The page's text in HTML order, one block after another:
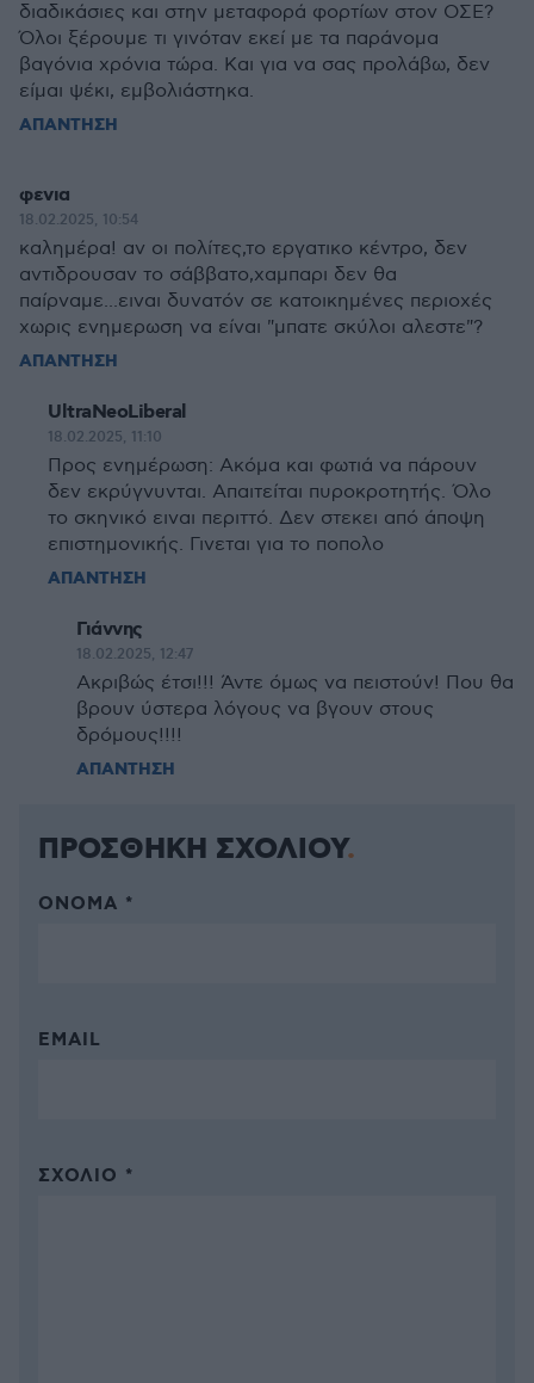
διαδικάσιες και στην μεταφορά φορτίων στον ΟΣΕ?
Όλοι ξέρουμε τι γινόταν εκεί με τα παράνομα
βαγόνια χρόνια τώρα. Και για να σας προλάβω, δεν
είμαι ψέκι, εμβολιάστηκα.
ΑΠΑΝΤΗΣΗ
φενια
18.02.2025, 10:54
καλημέρα! αν οι πολίτες,το εργατικο κέντρο, δεν
αντιδρουσαν το σάββατο,χαμπαρι δεν θα
παίρναμε...ειναι δυνατόν σε κατοικημένες περιοχές
χωρις ενημερωση να είναι "μπατε σκύλοι αλεστε"?
ΑΠΑΝΤΗΣΗ
UltraNeoLiberal
18.02.2025, 11:10
Προς ενημέρωση: Ακόμα και φωτιά να πάρουν
δεν εκρύγνυνται. Απαιτείται πυροκροτητής. Όλο
το σκηνικό ειναι περιττό. Δεν στεκει από άποψη
επιστημονικής. Γινεται για το ποπολο
ΑΠΑΝΤΗΣΗ
Γιάννης
18.02.2025, 12:47
Ακριβώς έτσι!!! Άντε όμως να πειστούν! Που θα
βρουν ύστερα λόγους να βγουν στους
δρόμους!!!!
ΑΠΑΝΤΗΣΗ
ΠΡΟΣΘΗΚΗ ΣΧΟΛΙΟΥ
ΌΝΟΜΑ *
EMAIL
ΣΧΌΛΙΟ *